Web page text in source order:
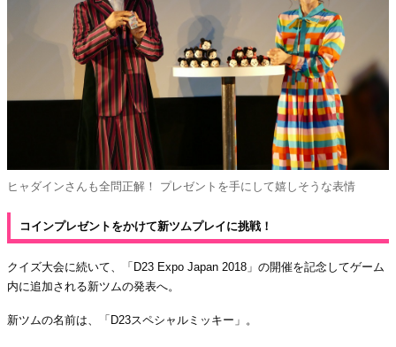
ヒャダインさんも全問正解！ プレゼントを手にして嬉しそうな表情
コインプレゼントをかけて新ツムプレイに挑戦！
クイズ大会に続いて、「D23 Expo Japan 2018」の開催を記念してゲーム
内に追加される新ツムの発表へ。
新ツムの名前は、「D23スペシャルミッキー」。